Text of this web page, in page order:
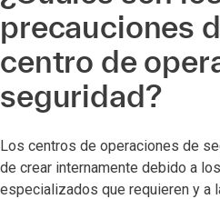
precauciones
centro de
seguridad?
Los centros de operaciones de
de crear internamente debido a
especializados que requieren y a